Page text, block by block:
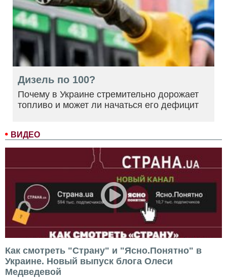
ВИДЕО
Как смотреть "Страну" и "Ясно.Понятно" в
Украине. Новый выпуск блога Олеси
Медведевой
Дизель по 100?
Почему в Украине стремительно дорожает
топливо и может ли начаться его дефицит